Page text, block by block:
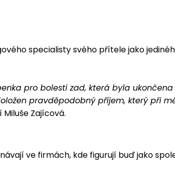
specialisty svého přítele jako
pro bolesti zad, která byla
pravděpodobný příjem, který při
Zajícová.
ve firmách, kde figurují buď jako